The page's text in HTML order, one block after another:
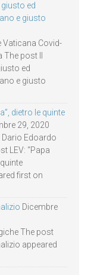
ed
e giusto
Covid-
post Il
ed
e giusto
dietro le quinte
29, 2020
Edoardo
LEV: “Papa
first on
Dicembre
The post
appeared